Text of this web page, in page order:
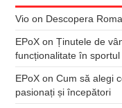
Vio on Descopera
EPoX onȚinutele de
funcționalitate în sportul
EPoX onCum să alegi
pasionați și începători